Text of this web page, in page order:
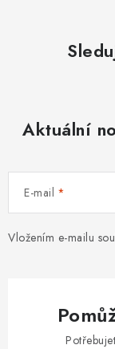
Aktuální
E-mail
Vložením e-mailu